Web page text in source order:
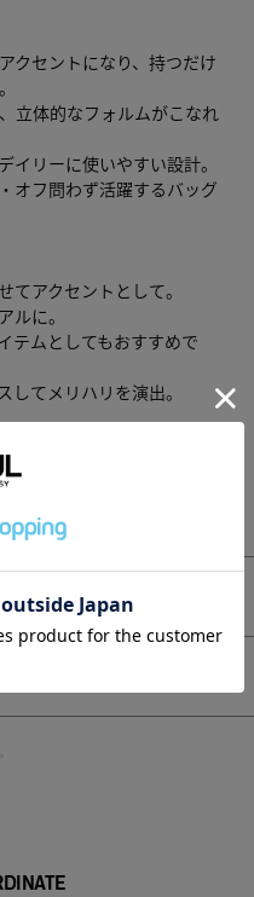
クセントになり、持つだけ
立体的なフォルムがこなれ
イリーに使いやすい設計。
オフ問わず活躍するバッグ
てアクセントとして。
ルに。
テムとしてもおすすめで
してメリハリを演出。
密着させないように保管し
あります。
の商品と仕様、加工が若干
使いのモニター環境によ
います。
ョンタグをご確認くださ
る